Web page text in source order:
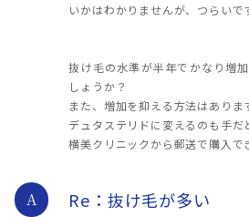
いかはわかりませんが、つらいで
抜け毛の水準が半年でかなり増
しょうか？
また、増加を抑える方法はありま
デュタステリドに変えるのも手だ
横美クリニックから郵送で購入で
A Re：抜け毛が多い